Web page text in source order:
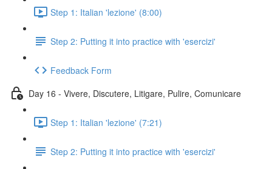
Step 1: Italian 'lezione' (8:00)
Step 2: Putting it into practice with 'esercizi'
Feedback Form
Day 16 - Vivere, Discutere, Litigare, Pulire, Comunicare
Step 1: Italian 'lezione' (7:21)
Step 2: Putting it into practice with 'esercizi'